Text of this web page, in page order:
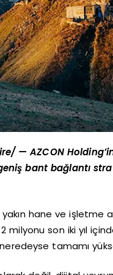
— AZCON
bant bağlantı
hane ve işletme
milyonu son iki yıl
tamamı